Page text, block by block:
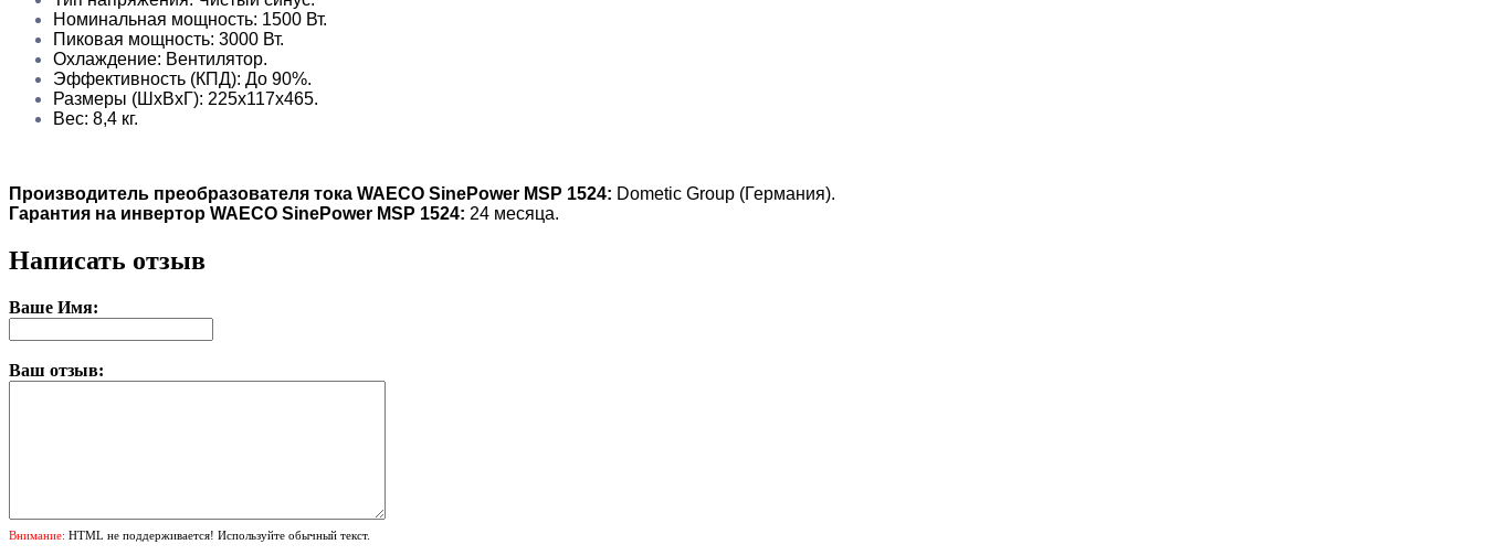
Номинальная мощность: 1500 Вт.
Пиковая мощность: 3000 Вт.
Охлаждение: Вентилятор.
Эффективность (КПД): До 90%.
Размеры (ШxВxГ): 225x117x465.
Вес: 8,4 кг.
Производитель преобразователя тока WAECO SinePower MSP 1524: Dometic Group (Германия).
Гарантия на инвертор WAECO SinePower MSP 1524: 24 месяца.
Написать отзыв
Ваше Имя:
Ваш отзыв:
Внимание: HTML не поддерживается! Используйте обычный текст.